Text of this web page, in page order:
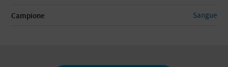
Campione Sangue